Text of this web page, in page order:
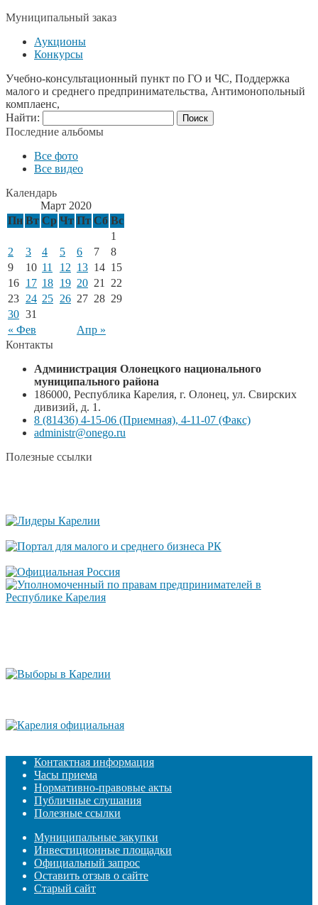
Муниципальный заказ
Аукционы
Конкурсы
Учебно-консультационный пункт по ГО и ЧС, Поддержка
малого и среднего предпринимательства, Антимонопольный
комплаенс,
Найти:
Последние альбомы
Все фото
Все видео
Календарь
Март 2020
Пн Вт Ср Чт Пт Сб Вс
« Фев Апр »
1
2
3 4 5 6 7
8
9
10 11 12 13 14 15
16 17 18 19 20 21
22
23 24 25 26 27 28 29
30 31
Контакты
Администрация Олонецкого национального
муниципального района
186000, Республика Карелия, г. Олонец, ул. Свирских
дивизий, д. 1.
8 (81436) 4-15-06 (Приемная), 4-11-07 (Факс)
administr@onego.ru
Полезные ссылки
Контактная информация
Часы приема
Нормативно-правовые акты
Публичные слушания
Полезные ссылки
Муниципальные закупки
Инвестиционные площадки
Официальный запрос
Оставить отзыв о сайте
Старый сайт